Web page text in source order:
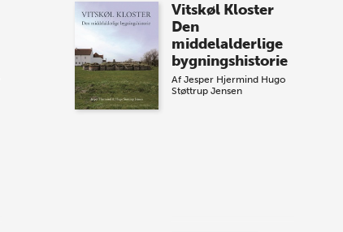
Vitskøl Kloster
Den
middelalderlige
bygningshistorie
AfJesper Hjermind Hugo
Støttrup Jensen